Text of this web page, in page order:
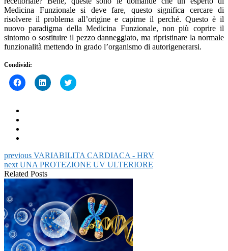
Medicina Funzionale si deve fare, questo significa cercare di
risolvere il problema all’origine e capirne il perché. Questo è il
nuovo paradigma della Medicina Funzionale, non più coprire il
sintomo o sostituire il pezzo danneggiato, ma ripristinare la normale
funzionalità mettendo in grado l’organismo di autorigenerarsi.
Condividi:
Fai
clic
finestra)
Fai
clic
nuova
finestra)
Click
to
previous VARIABILITA CARDIACA - HRV
next UNA PROTEZIONE UV ULTERIORE
Related Posts